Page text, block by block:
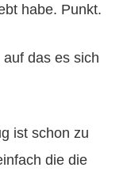
habe. Punkt.
das es sich
ist schon zu
die die